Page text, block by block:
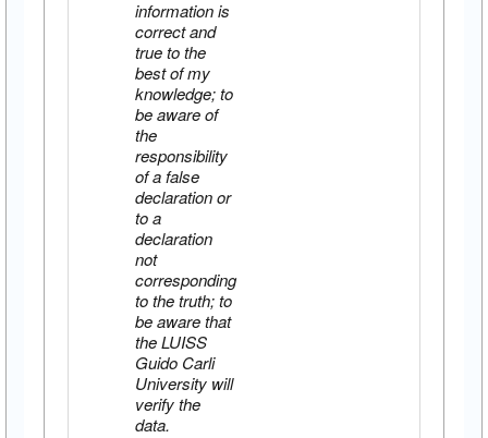
information is
correct and
true to the
best of my
knowledge; to
be aware of
the
responsibility
of a false
declaration or
to a
declaration
not
corresponding
to the truth; to
be aware that
the LUISS
Guido Carli
University will
verify the
data.